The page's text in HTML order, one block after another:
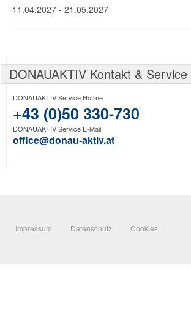
11.04.2027 - 21.05.2027
DONAUAKTIV Kontakt & Service
DONAUAKTIV Service Hotline
+43 (0)50 330-730
DONAUAKTIV Service E-Mail
office@donau-aktiv.at
Impressum Datenschutz Cookies